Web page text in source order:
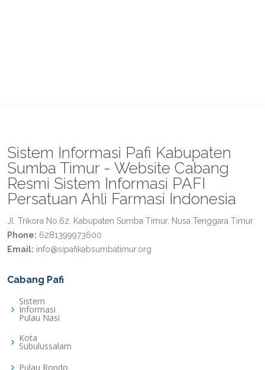
Sistem Informasi Pafi Kabupaten
Sumba Timur - Website Cabang
Resmi Sistem Informasi PAFI
Persatuan Ahli Farmasi Indonesia
Jl. Trikora No.62, Kabupaten Sumba Timur, Nusa Tenggara Timur
Phone: 6281399973600
Email: info@sipafikabsumbatimur.org
Cabang Pafi
Sistem
Informasi
Pulau Nasi
Kota
Subulussalam
Pulau Rondo